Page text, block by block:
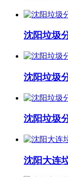
沈阳垃圾
沈阳垃圾
沈阳垃圾
沈阳大连